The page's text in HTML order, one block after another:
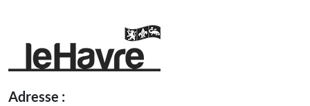
Adresse :